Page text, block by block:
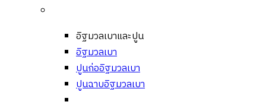
อิฐมวลเบาและปูน
อิฐมวลเบา
ปูนก่ออิฐมวลเบา
ปูนฉาบอิฐมวลเบา